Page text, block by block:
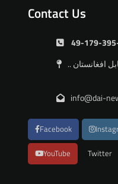
Contact Us
49-179-
info@dai-
Facebook
YouTube Twitter